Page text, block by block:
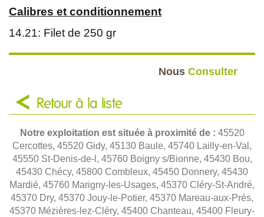
Calibres et conditionnement
14.21: Filet de 250 gr
Nous Consulter
Retour à la liste
Notre exploitation est située à proximité de : 45520
Cercottes, 45520 Gidy, 45130 Baule, 45740 Lailly-en-Val,
45550 St-Denis-de-l, 45760 Boigny s/Bionne, 45430 Bou,
45430 Chécy, 45800 Combleux, 45450 Donnery, 45430
Mardié, 45760 Marigny-les-Usages, 45370 Cléry-St-André,
45370 Dry, 45370 Jouy-le-Potier, 45370 Mareau-aux-Prés,
45370 Mézières-lez-Cléry, 45400 Chanteau, 45400 Fleury-